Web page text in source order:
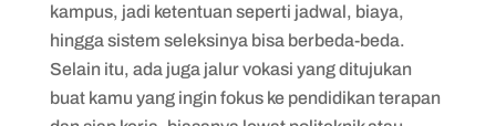
kampus, jadi ketentuan seperti jadwal, biaya,
hingga sistem seleksinya bisa berbeda-beda.
Selain itu, ada juga jalur vokasi yang ditujukan
buat kamu yang ingin fokus ke pendidikan terapan